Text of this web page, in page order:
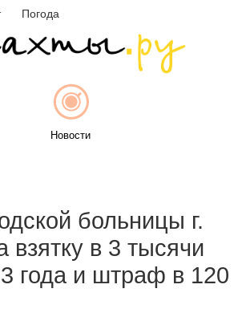
Погода
Новости
Афиша
Объявления
больницы г.
взятку в 3 тысячи
года и штраф в 120